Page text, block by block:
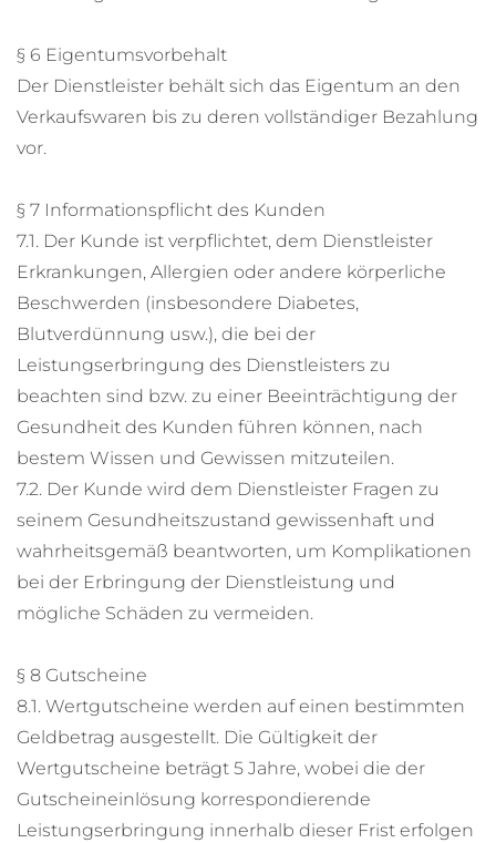
§ 6 Eigentumsvorbehalt
Der Dienstleister behält sich das Eigentum an den
Verkaufswaren bis zu deren vollständiger Bezahlung
vor.
§ 7 Informationspflicht des Kunden
7.1. Der Kunde ist verpflichtet, dem Dienstleister
Erkrankungen, Allergien oder andere körperliche
Beschwerden (insbesondere Diabetes,
Blutverdünnung usw.), die bei der
Leistungserbringung des Dienstleisters zu
beachten sind bzw. zu einer Beeinträchtigung der
Gesundheit des Kunden führen können, nach
bestem Wissen und Gewissen mitzuteilen.
7.2. Der Kunde wird dem Dienstleister Fragen zu
seinem Gesundheitszustand gewissenhaft und
wahrheitsgemäß beantworten, um Komplikationen
bei der Erbringung der Dienstleistung und
mögliche Schäden zu vermeiden.
§ 8 Gutscheine
8.1. Wertgutscheine werden auf einen bestimmten
Geldbetrag ausgestellt. Die Gültigkeit der
Wertgutscheine beträgt 5 Jahre, wobei die der
Gutscheineinlösung korrespondierende
Leistungserbringung innerhalb dieser Frist erfolgen